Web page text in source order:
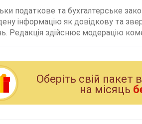
податкове та бухгалтерське
інформацію як довідкову та
Редакція здійснює модерацію
Оберiть свiй пакет
на мiсяць